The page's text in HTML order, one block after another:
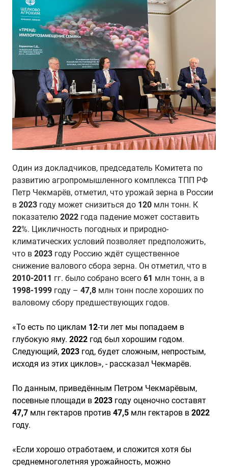
Один из докладчиков, председатель Комитета по
развитию агропромышленного комплекса ТПП РФ
Петр Чекмарёв, отметил, что урожай зерна в России
в 2023 году может снизиться до 120 млн тонн. К
показателю 2022 года падение может составить
22%. Цикличность погодных и природно-
климатических условий позволяет предположить,
что в 2023 году Россию ждёт существенное
снижение валового сбора зерна. Он отметил, что в
2010-2011 гг. было собрано всего 61 млн тонн, а в
1998-1999 году – 47,8 млн тонн после хороших по
валовому сбору предшествующих годов.
«То есть по циклам 12-ти лет мы попадаем в
глубокую яму. 2022 год был хорошим годом.
Следующий, 2023 год, будет сложным, непростым,
исходя из этих циклов», - рассказал Чекмарёв.
По данным, приведённым Петром Чекмарёвым,
посевные площади в 2023 году оценочно составят
47,7 млн гектаров против 47,5 млн гектаров в 2022
году.
«Если хорошо отработаем, и сложится хотя бы
среднемноголетняя урожайность, можно